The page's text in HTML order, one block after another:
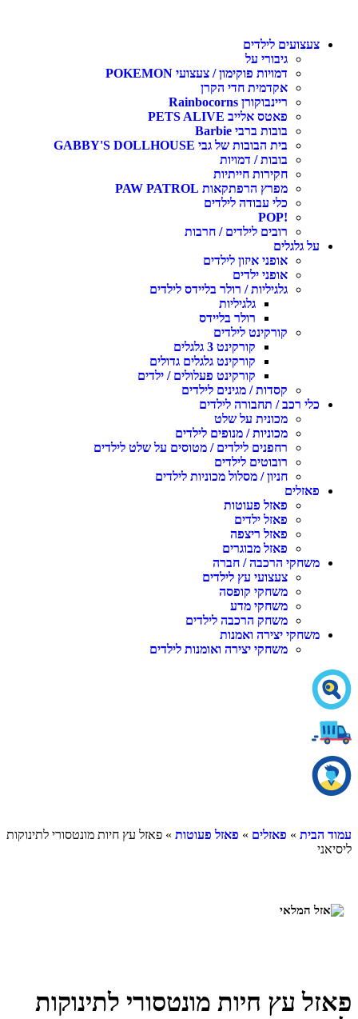
צעצועים לילדים
גיבורי על
דמויות פוקימון / צעצועי POKEMON
אקדמית חדי הקרן
ריינבוקורן Rainbocorns
פאטס אלייב PETS ALIVE
בובות ברבי Barbie
בית הבובות של גבי GABBY'S DOLLHOUSE
בובות / דמויות
חקירות חייתיות
מפרץ הרפתקאות PAW PATROL
כלי עבודה לילדים
!POP
רובים לילדים / חרבות
על גלגלים
אופני איזון לילדים
אופני ילדים
גלגיליות / רולר בליידס לילדים
גלגיליות
רולר בליידס
קורקינט לילדים
קורקינט 3 גלגלים
קורקינט גלגלים גדולים
קורקינט פעלולים / ילדים
קסדות / מגינים לילדים
כלי רכב / תחבורה לילדים
מכונית על שלט
מכוניות / מנופים לילדים
רחפנים לילדים / מטוסים על שלט לילדים
רובוטים לילדים
חניון / מסלול מכוניות לילדים
פאזלים
פאזל פעוטות
פאזל ילדים
פאזל ריצפה
פאזל מבוגרים
משחקי הרכבה / חברה
צעצועי עץ לילדים
משחקי קופסה
משחקי מדע
משחק הרכבה לילדים
משחקי יצירה ואמנות
משחקי יצירה ואומנות לילדים
עמוד הבית » פאזלים » פאזל פעוטות » פאזל עץ חיות מונטסורי לתינוקות
ליסיאני
פאזל עץ חיות מונטסורי לתינוקות